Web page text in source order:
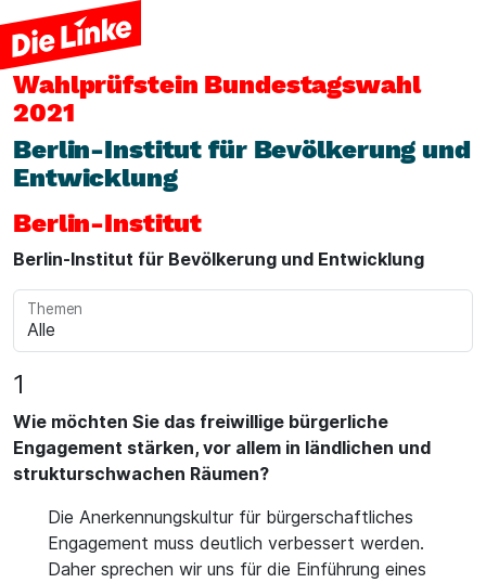
Wahlprüfstein Bundestagswahl
2021
Berlin-Institut für Bevölkerung und
Entwicklung
Berlin-Institut
Berlin-Institut für Bevölkerung und Entwicklung
Themen
1
Wie möchten Sie das freiwillige bürgerliche
Engagement stärken, vor allem in ländlichen und
strukturschwachen Räumen?
Die Anerkennungskultur für bürgerschaftliches
Engagement muss deutlich verbessert werden.
Daher sprechen wir uns für die Einführung eines